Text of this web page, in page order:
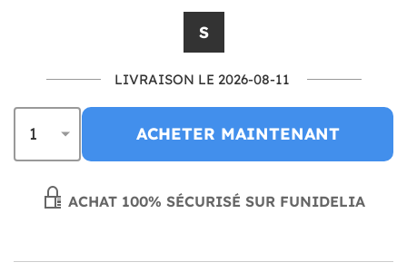
S
LIVRAISON LE 2026-08-11
ACHETER MAINTENANT
ACHAT 100% SÉCURISÉ SUR FUNIDELIA